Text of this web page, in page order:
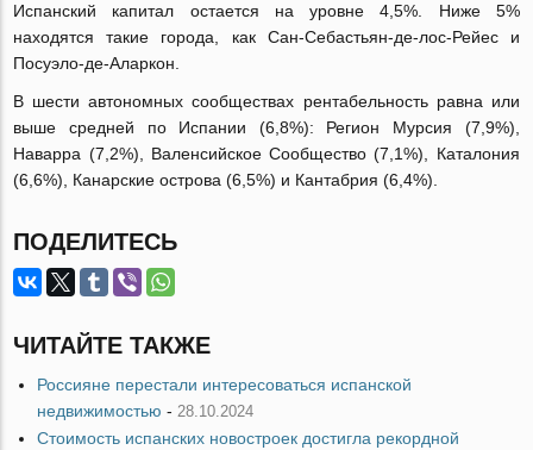
Испанский капитал остается на уровне 4,5%. Ниже 5%
находятся такие города, как Сан-Себастьян-де-лос-Рейес и
Посуэло-де-Аларкон.
В шести автономных сообществах рентабельность равна или
выше средней по Испании (6,8%): Регион Мурсия (7,9%),
Наварра (7,2%), Валенсийское Сообщество (7,1%), Каталония
(6,6%), Канарские острова (6,5%) и Кантабрия (6,4%).
ПОДЕЛИТЕСЬ
ЧИТАЙТЕ ТАКЖЕ
Россияне перестали интересоваться испанской
недвижимостью - 28.10.2024
Стоимость испанских новостроек достигла рекордной